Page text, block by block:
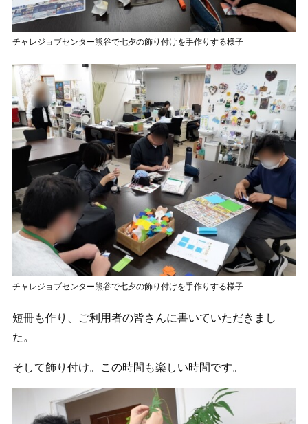
チャレジョブセンター熊谷で七夕の飾り付けを手作りする様子
チャレジョブセンター熊谷で七夕の飾り付けを手作りする様子
短冊も作り、ご利用者の皆さんに書いていただきまし
た。
そして飾り付け。この時間も楽しい時間です。